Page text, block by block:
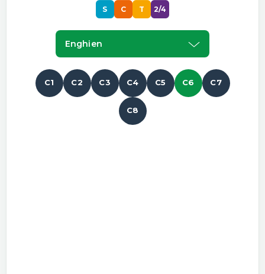
S C T 2/4
Enghien
C1 C2 C3 C4 C5 C6 C7
C8